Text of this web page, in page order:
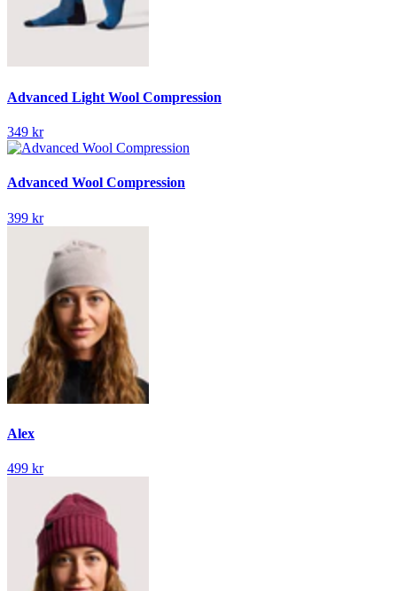
Advanced Light Wool Compression
349 kr
Advanced Wool Compression
399 kr
Alex
499 kr